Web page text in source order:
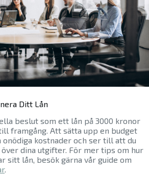
Ditt Lån
beslut som ett lån på 3000 kronor
framgång. Att sätta upp en budget
kostnader och ser till att du
dina utgifter. För mer tips om hur
sitt lån, besök gärna vår guide om
.